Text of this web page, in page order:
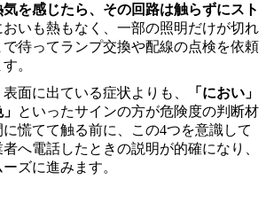
を感じたら、その回路は触らずにスト
いも熱もなく、一部の照明だけが切れ
待ってランプ交換や配線の点検を依頼
。
面に出ている症状よりも、
「におい」
といったサインの方が危険度の判断材
慌てて触る前に、この4つを意識して
へ電話したときの説明が的確になり、
ズに進みます。